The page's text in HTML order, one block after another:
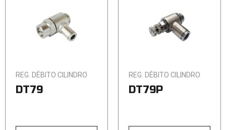
REG. DÉBITO CILINDRO
DT79
REG. DÉBITO CILINDRO
DT79P